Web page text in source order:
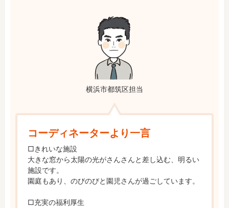
横浜市都筑区担当
コーディネーターより一言
□きれいな施設
大きな窓から太陽の光がさんさんと差し込む、明るい
施設です。
園庭もあり、のびのびと園児さんが過ごしています。
□充実の福利厚生